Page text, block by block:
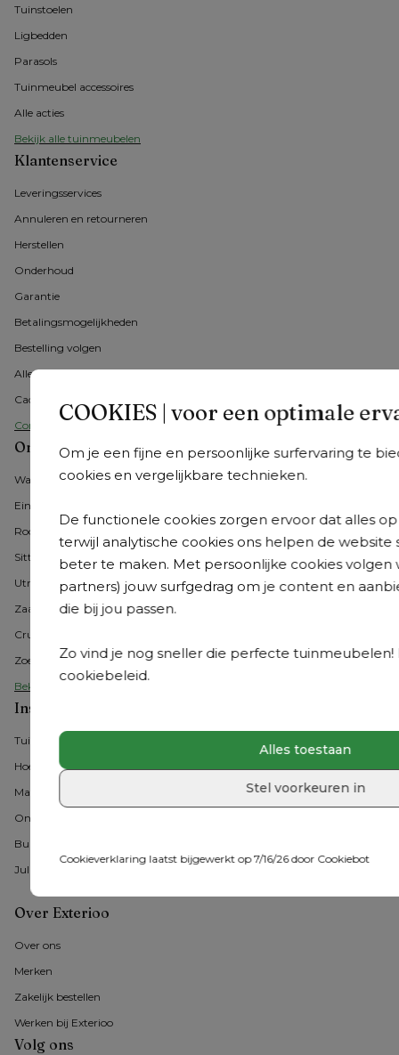
COOKIES | voor een optimale
Om je een fijne en persoonlijke surfervaring te
cookies en vergelijkbare technieken.
De functionele cookies zorgen ervoor dat alles
terwijl analytische cookies ons helpen de website
beter te maken. Met persoonlijke cookies volgen
partners) jouw surfgedrag om je content en
die bij jou passen.
Zo vind je nog sneller die perfecte tuinmeubelen!
cookiebeleid.
Alles toestaan
Stel voorkeuren in
Cookieverklaring laatst bijgewerkt op 7/16/26 door Cookiebot
Tuinstoelen
Ligbedden
Parasols
Tuinmeubel accessoires
Alle acties
Bekijk alle tuinmeubelen
Klantenservice
Leveringsservices
Annuleren en retourneren
Herstellen
Onderhoud
Garantie
Betalingsmogelijkheden
Bestelling volgen
Alle veelgestelde vragen
Cadeaubon
Contacteer ons
Onze showrooms in Nederland
Wateringen
Eindhoven
Roosendaal
Sittard-Geleen
Utrecht
Zaandam
Cruquius
Zoeterwoude
Bekijk alle Benelux showrooms
Inspiratie
Tuintrends
Hoe tuinmeubelen kiezen?
Materialen
Onderhoud
Buitenmomenten
Jullie #exterioo momenten
Over Exterioo
Over ons
Merken
Zakelijk bestellen
Werken bij Exterioo
Volg ons